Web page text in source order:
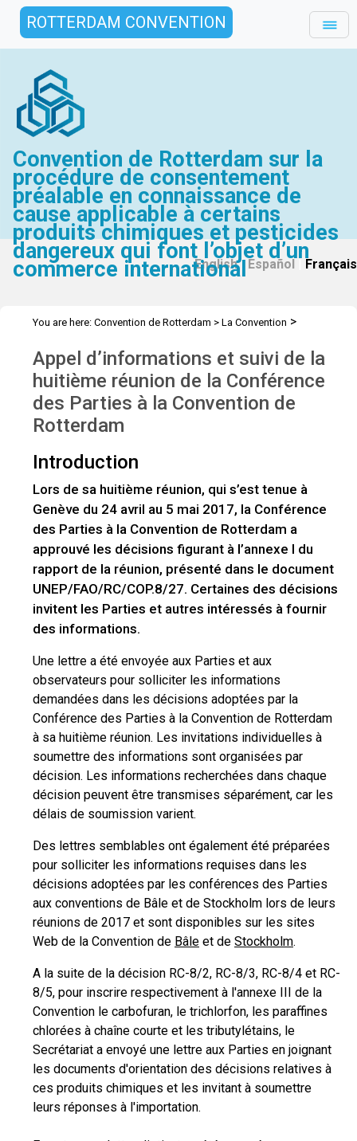
ROTTERDAM CONVENTION
Convention de Rotterdam sur la
procédure de consentement
préalable en connaissance de
cause applicable à certains
produits chimiques et pesticides
dangereux qui font l’objet d’un
commerce international
English| Español Français
You are here: Convention de Rotterdam > La Convention >
Appel d’informations et suivi de la
huitième réunion de la Conférence
des Parties à la Convention de
Rotterdam
Introduction
Lors de sa huitième réunion, qui s’est tenue à
Genève du 24 avril au 5 mai 2017, la Conférence
des Parties à la Convention de Rotterdam a
approuvé les décisions figurant à l’annexe I du
rapport de la réunion, présenté dans le document
UNEP/FAO/RC/COP.8/27. Certaines des décisions
invitent les Parties et autres intéressés à fournir
des informations.
Une lettre a été envoyée aux Parties et aux
observateurs pour solliciter les informations
demandées dans les décisions adoptées par la
Conférence des Parties à la Convention de Rotterdam
à sa huitième réunion. Les invitations individuelles à
soumettre des informations sont organisées par
décision. Les informations recherchées dans chaque
décision peuvent être transmises séparément, car les
délais de soumission varient.
Des lettres semblables ont également été préparées
pour solliciter les informations requises dans les
décisions adoptées par les conférences des Parties
aux conventions de Bâle et de Stockholm lors de leurs
réunions de 2017 et sont disponibles sur les sites
Web de la Convention de Bâle et de Stockholm.
A la suite de la décision RC-8/2, RC-8/3, RC-8/4 et RC-
8/5, pour inscrire respectivement à l'annexe III de la
Convention le carbofuran, le trichlorfon, les paraffines
chlorées à chaîne courte et les tributylétains, le
Secrétariat a envoyé une lettre aux Parties en joignant
les documents d'orientation des décisions relatives à
ces produits chimiques et les invitant à soumettre
leurs réponses à l'importation.